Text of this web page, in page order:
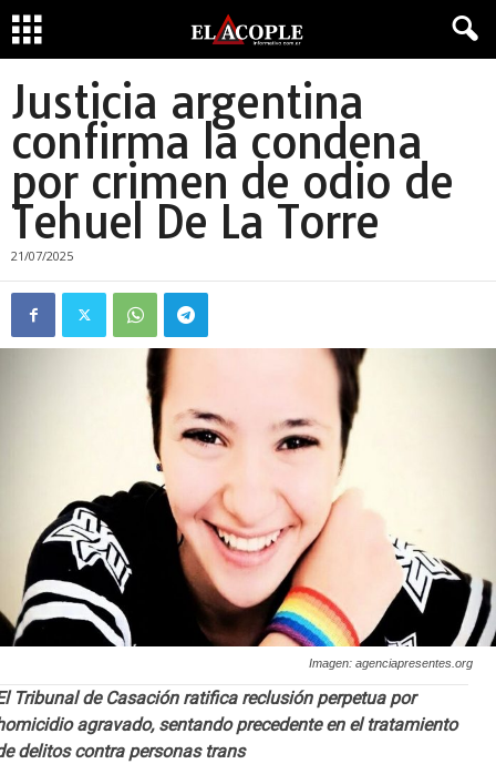
Justicia argentina
confirma la condena
por crimen de odio de
Tehuel De La Torre
21/07/2025
Imagen: agenciapresentes.org
Tribunal de Casación ratifica reclusión perpetua por
agravado, sentando precedente en el tratamiento
delitos contra personas trans